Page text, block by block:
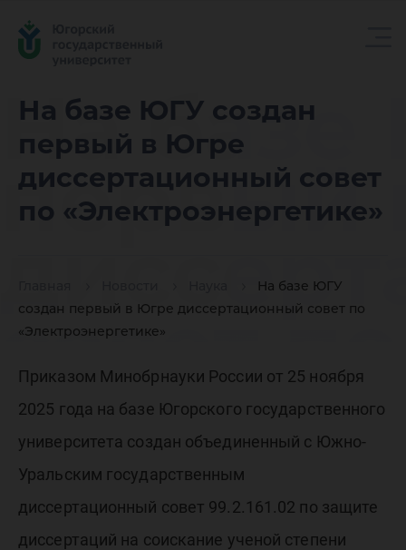
На базе ЮГУ создан
первый в Югре
диссертационный совет
по «Электроэнергетике»
На базе ЮГУ
создан первый в Югре диссертационный совет по
«Электроэнергетике»
На
первый
совет по
Приказом Минобрнауки России от 25 ноября
2025 года на базе Югорского государственного
университета создан объединенный с Южно-
Уральским государственным
диссертационный совет 99.2.161.02 по защите
диссертаций на соискание ученой степени